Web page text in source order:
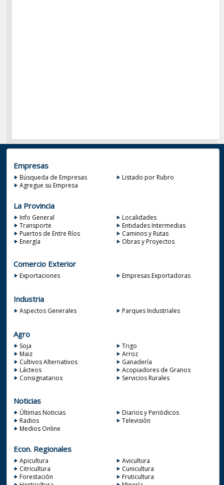
Empresas
Búsqueda de Empresas
Listado por Rubro
Agregue su Empresa
La Provincia
Info General
Localidades
Transporte
Entidades Intermedias
Puertos de Entre Ríos
Caminos y Rutas
Energía
Obras y Proyectos
Comercio Exterior
Exportaciones Empresas Exportadoras
Industria
Aspectos Generales Parques Industriales
Agro
Soja
Trigo
Maiz
Arroz
Cultivos Alternativos
Ganadería
Lácteos
Acopiadores de Granos
Consignatarios
Servicios Rurales
Noticias
Últimas Noticias
Diarios y Periódicos
Radios
Televisión
Medios Online
Econ. Regionales
Apicultura
Avicultura
Citricultura
Cunicultura
Forestación
Fruticultura